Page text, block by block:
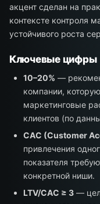
акцент сделан на
контексте контроля
устойчивого роста
Ключевые цифры
10–20% —
компании,
маркетинговые
клиентов (по
CAC (Customer
привлечения
показателя
конкретной ниши.
LTV/CAC ≥ 3 —